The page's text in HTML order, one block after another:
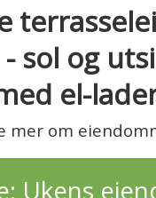
sol og
el-
mer om
Ukens